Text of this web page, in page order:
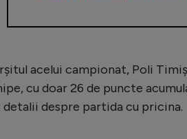
acelui campionat, Poli
cu doar 26 de puncte
despre partida cu pricina.